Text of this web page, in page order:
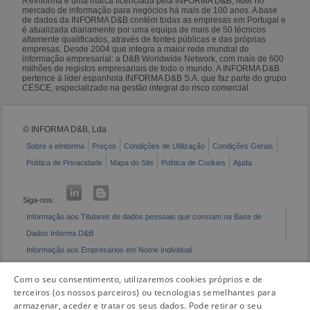
mercado de informação para negócios há mais de 100 anos. A base
de dados da INFORMA D&B contém todas as empresas em Portugal e
é atualizada diariamente por uma equipa de mais de 50 técnicos
altamente qualificados, através de fontes públicas e das próprias
empresas. Desde 2004 que integra a maior rede mundial de
informação empresarial: a D&B Worldwide Network, com mais de 600
milhões de registos empresariais de todo o mundo. A INFORMA D&B
pertence à líder espanhola INFORMA D&B S.A. que faz parte do grupo
CESCE, especializado na gestão integral do risco comercial.
© INFORMA D&B, Lda
Sobre a eInforma Preços Condições de Utilização
Condições Gerais
Política de Privacidade
Mapa do Site Política de Cookies Ajuda
Siga-nos:
Informação aos Titulares de dados pessoais que constam na Base de
Dados Informa D&B
Informação aos Empresários em Nome Individual
Com o seu consentimento, utilizaremos cookies próprios e de
terceiros (os nossos parceiros) ou tecnologias semelhantes para
armazenar, aceder e tratar os seus dados. Pode retirar o seu